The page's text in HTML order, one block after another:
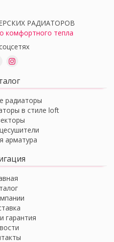
РАДИАТОРОВ
комфортного тепла
радиаторы
в стиле loft
арматура
гарантия